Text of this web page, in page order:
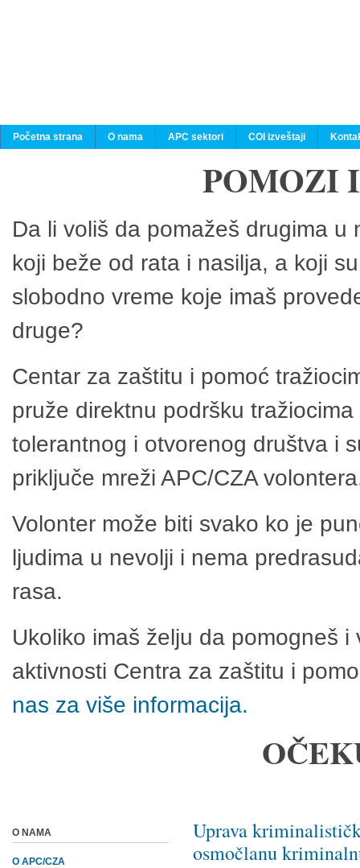
Početna strana O nama APC sektori COI izveštaji
POMOZI
Da li voliš da pomažeš drugima
koji beže od rata i nasilja, a koji
slobodno vreme koje imaš
druge?
Centar za zaštitu i pomoć
pruže direktnu podršku
tolerantnog i otvorenog društva i
priključe mreži APC/CZA
Volonter može biti svako ko je
ljudima u nevolji i nema
rasa.
Ukoliko imaš želju da pomogneš
aktivnosti Centra za zaštitu i
nas za više informacija.
Uprava
osmočlanu
O NAMA
O APC/CZA